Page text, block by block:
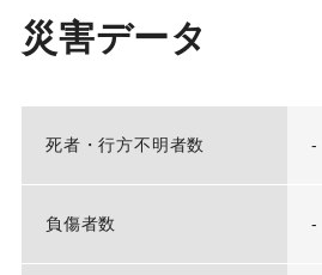
災害データ
死者・行方不明者数 -
負傷者数 -